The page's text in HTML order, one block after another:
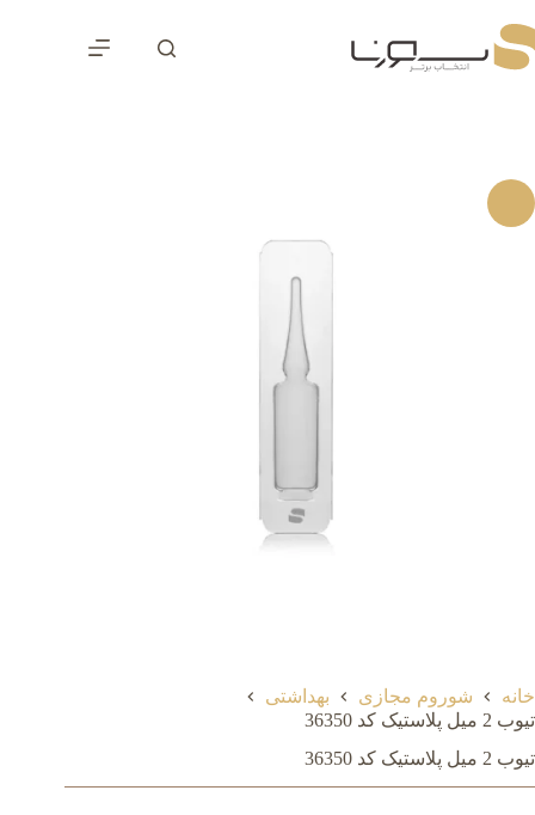
به
محتوا
خانه شوروم مجازی
بهداشتی
تیوب 2 میل پلاستیک کد 36350
تیوب 2 میل پلاستیک کد 36350